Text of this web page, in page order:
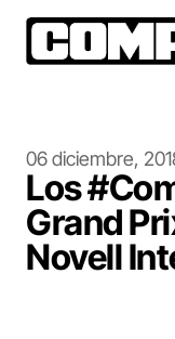
06 diciembre,
Los
Grand
Novell